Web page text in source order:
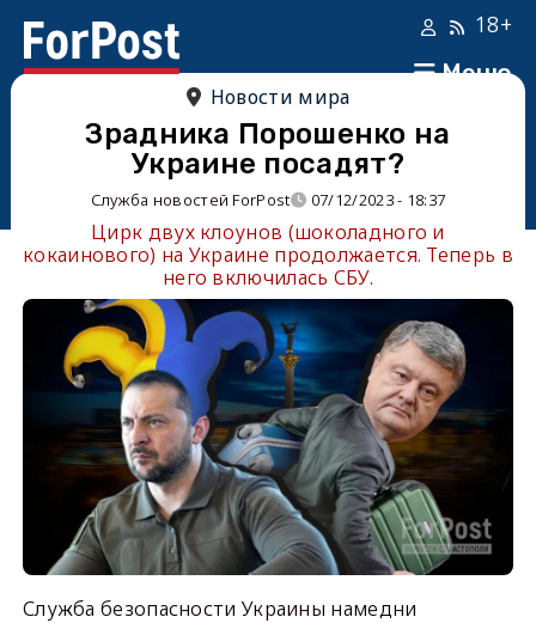
Меню
18+
Новости мира
Зрадника Порошенко на
Украине посадят?
Служба новостей ForPost 07/12/2023 - 18:37
Цирк двух клоунов (шоколадного и
кокаинового) на Украине продолжается. Теперь в
него включилась СБУ.
Служба безопасности Украины намедни